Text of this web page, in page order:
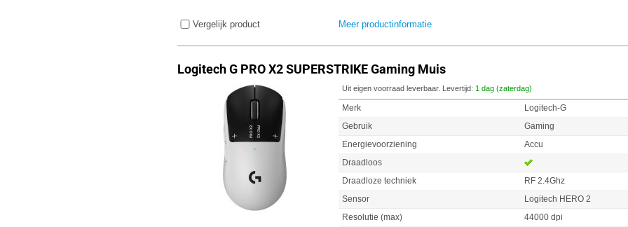
Vergelijk product Meer productinformatie
Logitech G PRO X2 SUPERSTRIKE Gaming Muis
Uit eigen voorraad leverbaar. Levertijd: 1 dag (zaterdag)
Merk
Logitech-G
Gebruik
Gaming
Energievoorziening
Accu
Draadloos
Draadloze techniek
RF 2.4Ghz
Sensor
Logitech HERO 2
Resolutie (max)
44000 dpi